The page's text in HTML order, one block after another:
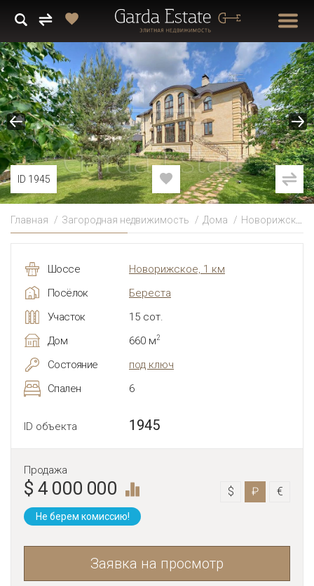
ID 1945
Главная Загородная недвижимость Дома Новорижское
Шоссе
Новорижское, 1 км
Посёлок
Береста
Участок
15 сот.
Дом
660 м2
Состояние
под ключ
Спален
6
ID объекта 1945
Продажа
$ 4 000 000 $ ₽ €
Не берем комиссию!
Заявка на просмотр